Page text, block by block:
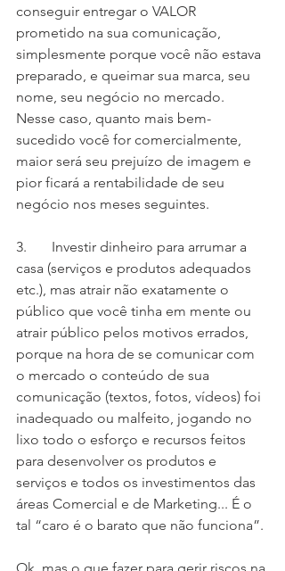
conseguir entregar o VALOR
prometido na sua comunicação,
simplesmente porque você não estava
preparado, e queimar sua marca, seu
nome, seu negócio no mercado.
Nesse caso, quanto mais bem-
sucedido você for comercialmente,
maior será seu prejuízo de imagem e
pior ficará a rentabilidade de seu
negócio nos meses seguintes.
3.       Investir dinheiro para arrumar a
casa (serviços e produtos adequados
etc.), mas atrair não exatamente o
público que você tinha em mente ou
atrair público pelos motivos errados,
porque na hora de se comunicar com
o mercado o conteúdo de sua
comunicação (textos, fotos, vídeos) foi
inadequado ou malfeito, jogando no
lixo todo o esforço e recursos feitos
para desenvolver os produtos e
serviços e todos os investimentos das
áreas Comercial e de Marketing... É o
tal “caro é o barato que não funciona”.